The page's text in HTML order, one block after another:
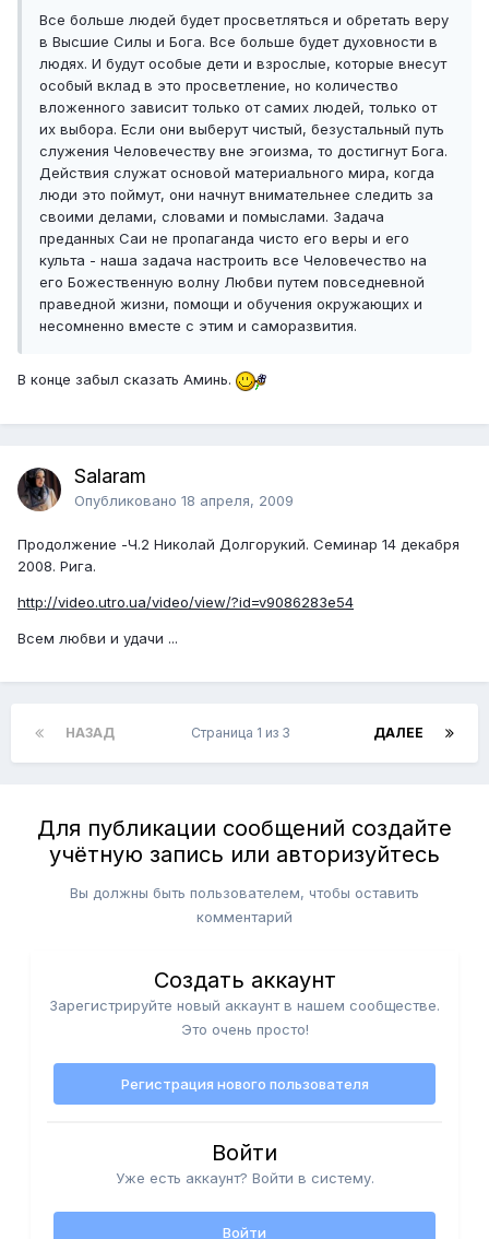
Все больше людей будет просветляться и обретать веру
в Высшие Силы и Бога. Все больше будет духовности в
людях. И будут особые дети и взрослые, которые внесут
особый вклад в это просветление, но количество
вложенного зависит только от самих людей, только от
их выбора. Если они выберут чистый, безустальный путь
служения Человечеству вне эгоизма, то достигнут Бога.
Действия служат основой материального мира, когда
люди это поймут, они начнут внимательнее следить за
своими делами, словами и помыслами. Задача
преданных Саи не пропаганда чисто его веры и его
культа - наша задача настроить все Человечество на
его Божественную волну Любви путем повседневной
праведной жизни, помощи и обучения окружающих и
несомненно вместе с этим и саморазвития.
В конце забыл сказать Аминь.
Salaram
Опубликовано 18 апреля, 2009
Продолжение -Ч.2 Николай Долгорукий. Семинар 14 декабря
2008. Рига.
http://video.utro.ua/video/view/?id=v9086283e54
Всем любви и удачи ...
НАЗАД ДАЛЕЕ
Страница 1 из 3
Для публикации сообщений создайте
учётную запись или авторизуйтесь
Вы должны быть пользователем, чтобы оставить
комментарий
Создать аккаунт
Зарегистрируйте новый аккаунт в нашем сообществе.
Это очень просто!
Регистрация нового пользователя
Войти
Уже есть аккаунт? Войти в систему.
Войти